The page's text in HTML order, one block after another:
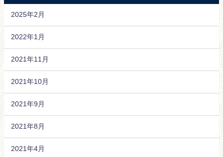
2025年2月
2022年1月
2021年11月
2021年10月
2021年9月
2021年8月
2021年4月